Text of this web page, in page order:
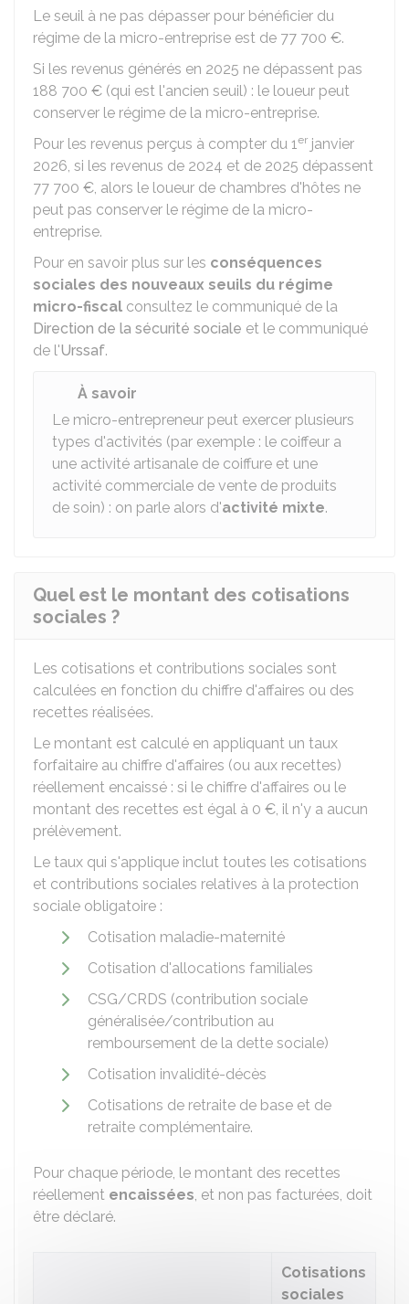
Le seuil à ne pas dépasser pour bénéficier du
régime de la micro-entreprise est de 77 700 €.
Si les revenus générés en 2025 ne dépassent pas
188 700 € (qui est l'ancien seuil) : le loueur peut
conserver le régime de la micro-entreprise.
Pour les revenus perçus à compter du 1er janvier
2026, si les revenus de 2024 et de 2025 dépassent
77 700 €, alors le loueur de chambres d'hôtes ne
peut pas conserver le régime de la micro-
entreprise.
Pour en savoir plus sur les conséquences
sociales des nouveaux seuils du régime
micro-fiscal consultez le communiqué de la
Direction de la sécurité sociale et le communiqué
de l'Urssaf.
À savoir
Le micro-entrepreneur peut exercer plusieurs
types d'activités (par exemple : le coiffeur a
une activité artisanale de coiffure et une
activité commerciale de vente de produits
de soin) : on parle alors d'activité mixte.
Quel est le montant des cotisations
sociales ?
Les cotisations et contributions sociales sont
calculées en fonction du chiffre d'affaires ou des
recettes réalisées.
Le montant est calculé en appliquant un taux
forfaitaire au chiffre d'affaires (ou aux recettes)
réellement encaissé : si le chiffre d'affaires ou le
montant des recettes est égal à 0 €, il n'y a aucun
prélèvement.
Le taux qui s'applique inclut toutes les cotisations
et contributions sociales relatives à la protection
sociale obligatoire :
Cotisation maladie-maternité
Cotisation d'allocations familiales
CSG/CRDS (contribution sociale
généralisée/contribution au
remboursement de la dette sociale)
Cotisation invalidité-décès
Cotisations de retraite de base et de
retraite complémentaire.
Pour chaque période, le montant des recettes
réellement encaissées, et non pas facturées, doit
être déclaré.
Cotisations
sociales